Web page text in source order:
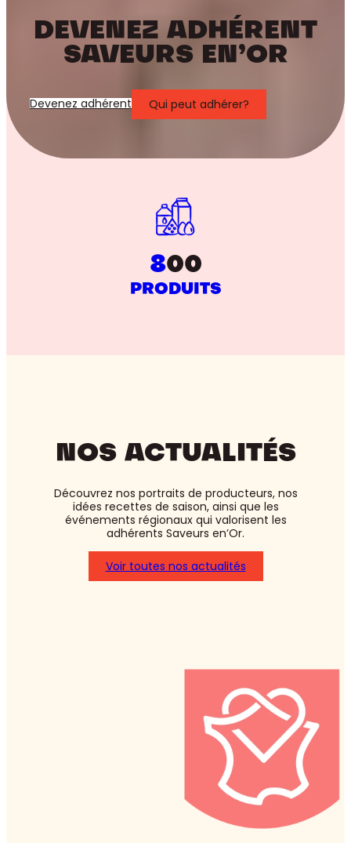
DEVENEZ ADHÉRENT
SAVEURS EN’OR
Devenez adhérent Qui peut adhérer?
800
PRODUITS
NOS ACTUALITÉS
Découvrez nos portraits de producteurs, nos
idées recettes de saison, ainsi que les
événements régionaux qui valorisent les
adhérents Saveurs en’Or.
Voir toutes nos actualités